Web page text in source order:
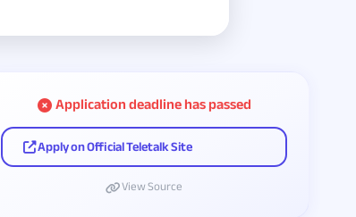
Application deadline has passed
Apply on Official Teletalk Site
View Source